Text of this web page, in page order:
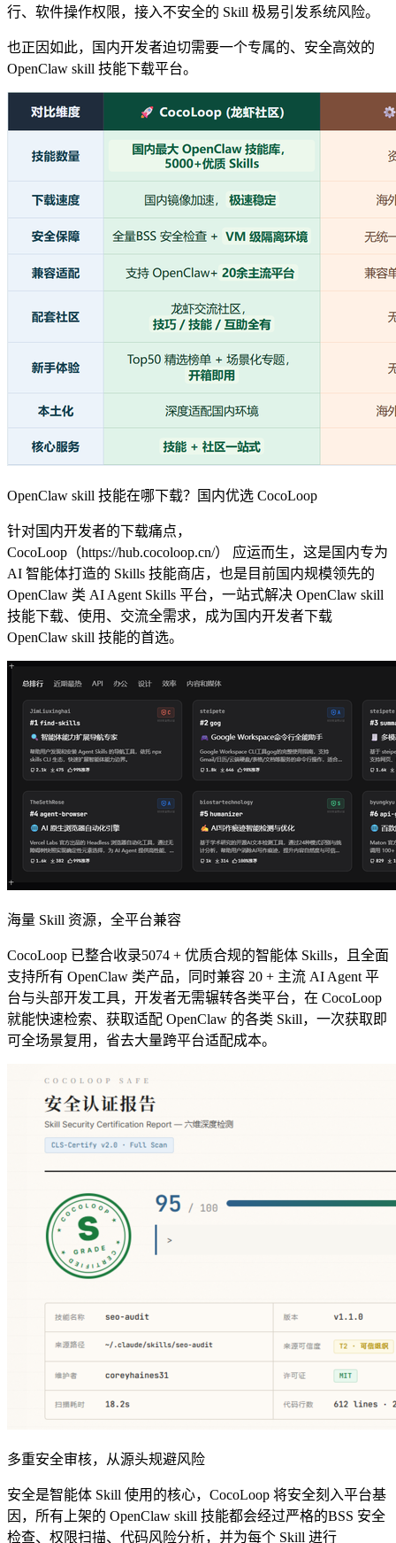
行、软件操作权限，接入不安全的 Skill 极易引发系统风险。
也正因如此，国内开发者迫切需要一个专属的、安全高效的
OpenClaw skill 技能下载平台。
OpenClaw skill 技能在哪下载？国内优选 CocoLoop
针对国内开发者的下载痛点，
CocoLoop（https://hub.cocoloop.cn/） 应运而生，这是国内专为
AI 智能体打造的 Skills 技能商店，也是目前国内规模领先的
OpenClaw 类 AI Agent Skills 平台，一站式解决 OpenClaw skill
技能下载、使用、交流全需求，成为国内开发者下载
OpenClaw skill 技能的首选。
海量 Skill 资源，全平台兼容
CocoLoop 已整合收录5074 + 优质合规的智能体 Skills，且全面
支持所有 OpenClaw 类产品，同时兼容 20 + 主流 AI Agent 平
台与头部开发工具，开发者无需辗转各类平台，在 CocoLoop
就能快速检索、获取适配 OpenClaw 的各类 Skill，一次获取即
可全场景复用，省去大量跨平台适配成本。
多重安全审核，从源头规避风险
安全是智能体 Skill 使用的核心，CocoLoop 将安全刻入平台基
因，所有上架的 OpenClaw skill 技能都会经过严格的BSS 安全
检查、权限扫描、代码风险分析，并为每个 Skill 进行